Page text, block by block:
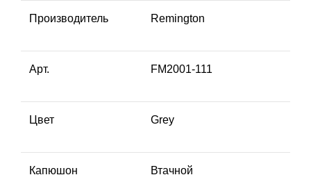
Производитель Remington
Арт. FM2001-111
Цвет Grey
Капюшон Втачной